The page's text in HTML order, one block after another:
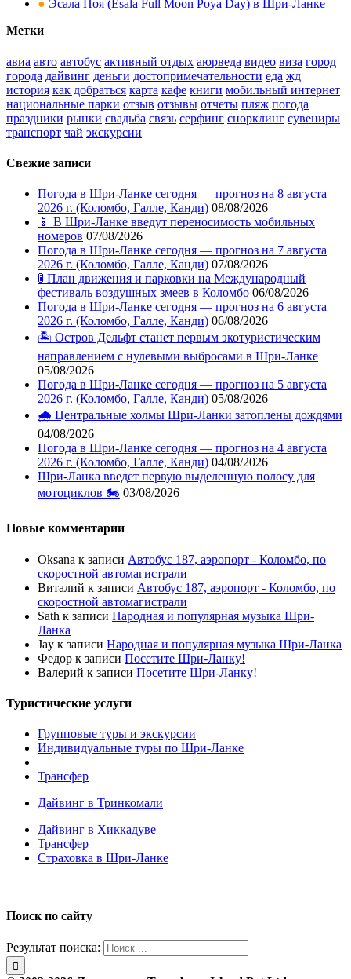
● Эсала Поя (Esala Full Moon Poya Day) в Шри-Ланке
Метки
авиа авто автобус активный отдых аюрведа видео виза город
города дайвинг деньги достопримечательности еда жд
история как добраться карта кафе книги мобильный интернет
национальные парки отзыв отзывы отчеты пляж погода
праздники рынки свадьба связь серфинг снорклинг сувениры
транспорт чай экскурсии
Свежие записи
Погода в Шри-Ланке сегодня — прогноз на 8 августа
2026 г. (Коломбо, Галле, Канди) 08/08/2026
📱 В Шри-Ланке введут переносимость мобильных
номеров 07/08/2026
Погода в Шри-Ланке сегодня — прогноз на 7 августа
2026 г. (Коломбо, Галле, Канди) 07/08/2026
🚦 План движения и парковки на Международный
фестиваль воздушных змеев в Коломбо 06/08/2026
Погода в Шри-Ланке сегодня — прогноз на 6 августа
2026 г. (Коломбо, Галле, Канди) 06/08/2026
🏝️ Остров Дельфт станет первым экотуристическим
направлением с нулевыми выбросами в Шри-Ланке
05/08/2026
Погода в Шри-Ланке сегодня — прогноз на 5 августа
2026 г. (Коломбо, Галле, Канди) 05/08/2026
🌧️ Центральные холмы Шри-Ланки затоплены дождями
04/08/2026
Погода в Шри-Ланке сегодня — прогноз на 4 августа
2026 г. (Коломбо, Галле, Канди) 04/08/2026
Шри-Ланка введет первую выделенную полосу для
мотоциклов 🏍️ 03/08/2026
Новые комментарии
Oksana к записи Автобус 187, аэропорт - Коломбо, по
скоростной автомагистрали
Виталий к записи Автобус 187, аэропорт - Коломбо, по
скоростной автомагистрали
Sath к записи Народная и популярная музыка Шри-
Ланка
Jay к записи Народная и популярная музыка Шри-Ланка
Федор к записи Посетите Шри-Ланку!
Валерий к записи Посетите Шри-Ланку!
Туристические услуги
Групповые туры и экскурсии
Индивидуальные туры по Шри-Ланке
Трансфер
Дайвинг в Тринкомали
Дайвинг в Хиккадуве
Трансфер
Страховка в Шри-Ланке
Поиск по сайту
Результат поиска: